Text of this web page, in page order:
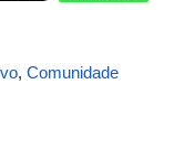
, Comunidade